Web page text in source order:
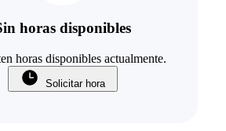
horas disponibles
horas disponibles actualmente.
Solicitar hora